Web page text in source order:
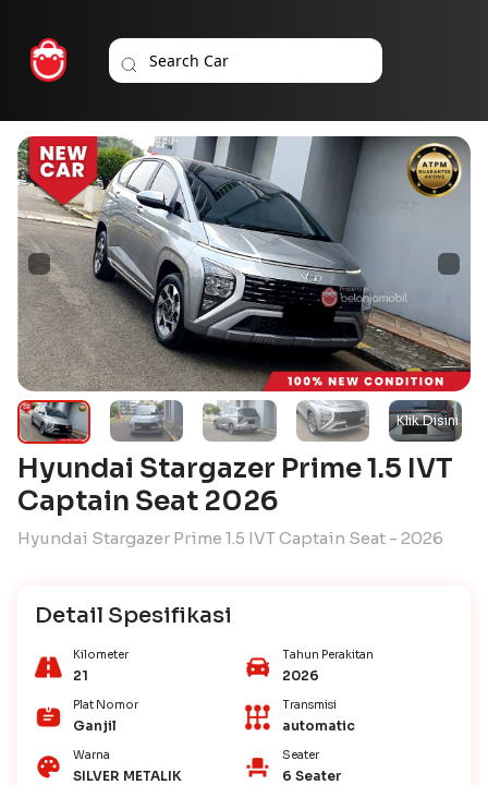
Hyundai Stargazer Prime 1.5 IVT
Captain Seat 2026
Hyundai Stargazer Prime 1.5 IVT Captain Seat - 2026
Detail Spesifikasi
Kilometer
21
Tahun Perakitan
2026
Plat Nomor
Ganjil
Transmisi
automatic
Warna
SILVER METALIK
Seater
6 Seater